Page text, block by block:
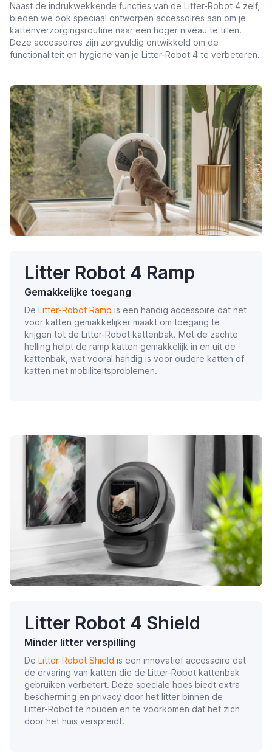
Naast de indrukwekkende functies van de Litter-Robot 4 zelf,
bieden we ook speciaal ontworpen accessoires aan om je
kattenverzorgingsroutine naar een hoger niveau te tillen.
Deze accessoires zijn zorgvuldig ontwikkeld om de
functionaliteit en hygiëne van je Litter-Robot 4 te verbeteren.
Litter Robot 4 Ramp
Gemakkelijke toegang
De Litter-Robot Ramp is een handig accessoire dat het
voor katten gemakkelijker maakt om toegang te
krijgen tot de Litter-Robot kattenbak. Met de zachte
helling helpt de ramp katten gemakkelijk in en uit de
kattenbak, wat vooral handig is voor oudere katten of
katten met mobiliteitsproblemen.
Litter Robot 4 Shield
Minder litter verspilling
De Litter-Robot Shield is een innovatief accessoire dat
de ervaring van katten die de Litter-Robot kattenbak
gebruiken verbetert. Deze speciale hoes biedt extra
bescherming en privacy door het litter binnen de
Litter-Robot te houden en te voorkomen dat het zich
door het huis verspreidt.